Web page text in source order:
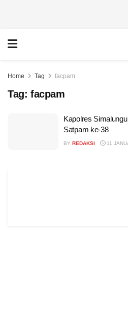
Home Tag facpam
Tag: facpam
Kapolres
Satpam ke-38
BY REDAKSI 11